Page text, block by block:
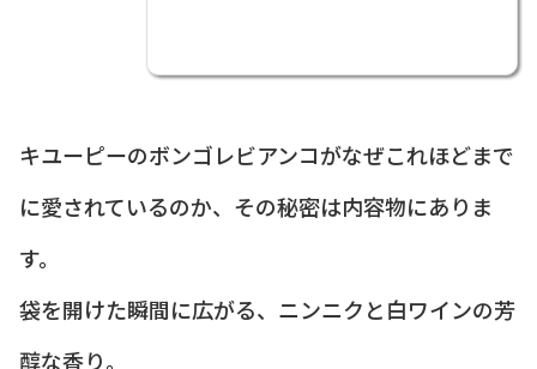
キユーピーのボンゴレビアンコがなぜこれほどまで
に愛されているのか、その秘密は内容物にありま
す。
袋を開けた瞬間に広がる、ニンニクと白ワインの芳
醇な香り。